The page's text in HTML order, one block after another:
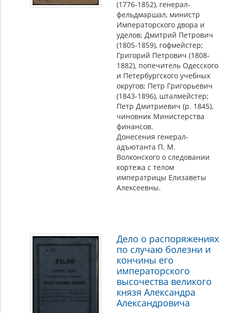
(1776-1852), генерал-
фельдмаршал, министр
Императорского двора и
уделов; Дмитрий Петрович
(1805-1859), гофмейстер;
Григорий Петрович (1808-
1882), попечитель Одесского
и Петербургского учебных
округов; Петр Григорьевич
(1843-1896), шталмейстер;
Петр Дмитриевич (р. 1845),
чиновник Министерства
финансов.
Донесения генерал-
адъютанта П. М.
Волконского о следовании
кортежа с телом
императрицы Елизаветы
Алексеевны.
Дело о распоряжениях
по случаю болезни и
кончины его
императорского
высочества великого
князя Александра
Александровича